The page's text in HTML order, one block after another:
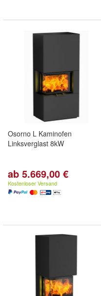
Osorno L Kaminofen
Linksverglast 8kW
ab 5.669,00 €
Kostenloser Versand